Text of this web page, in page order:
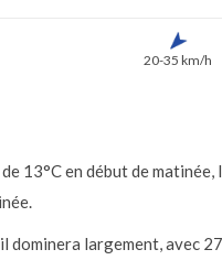
20-35 km/h
13°C en début de matinée,
largement, avec